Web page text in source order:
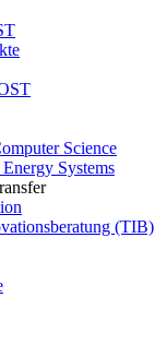
Science
Systems
(TIB)